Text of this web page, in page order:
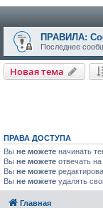
ПРАВИЛА:
Последнее
Новая тема
ПРАВА ДОСТУПА
Вы не можете начинать
Вы не можете отвечать
Вы не можете
Вы не можете удалять
Главная